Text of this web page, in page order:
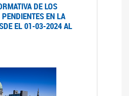
DE LOS
EN LA
EL 01-03-2024 AL